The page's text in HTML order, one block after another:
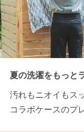
夏の洗濯をもっと
汚れもニオイもス
コラボケースのプ